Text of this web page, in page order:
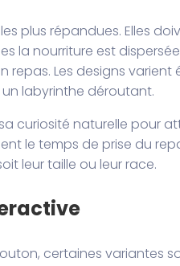
plus répandues. Elles
la nourriture est
Les designs varient
labyrinthe déroutant.
curiosité naturelle pour
le temps de prise du
leur taille ou leur race.
certaines variantes